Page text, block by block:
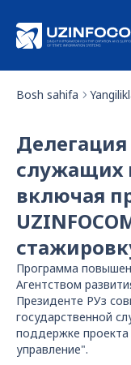
Bosh sahifa
служащих
включая
Программа
Агентством
Президенте РУз
государственной
поддержке
управление".